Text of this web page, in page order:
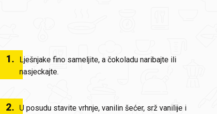
1.
Lješnjake fino sameljite, a čokoladu naribajte ili
nasjeckajte.
2. U posudu stavite vrhnje, vanilin šećer, srž vanilije i